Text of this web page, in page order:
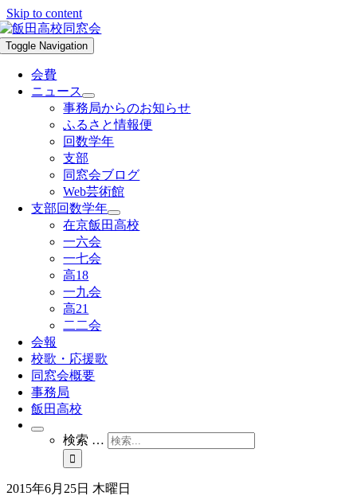
Skip to content
Toggle Navigation
会費
ニュース
事務局からのお知らせ
ふるさと情報便
回数学年
支部
同窓会ブログ
Web芸術館
支部回数学年
在京飯田高校
一六会
一七会
高18
一九会
高21
二二会
会報
校歌・応援歌
同窓会概要
事務局
飯田高校
検索 …
2015年6月25日 木曜日